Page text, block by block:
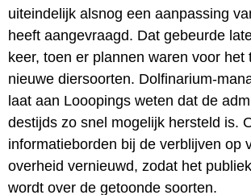
uiteindelijk alsnog een aanpassing
heeft aangevraagd. Dat gebeurde
keer, toen er plannen waren voor het
nieuwe diersoorten. Dolfinarium-
laat aan Looopings weten dat de
destijds zo snel mogelijk hersteld is.
informatieborden bij de verblijven op
overheid vernieuwd, zodat het
wordt over de getoonde soorten.